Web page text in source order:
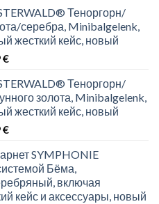
Теноргорн/
серебра, Minibalgelenk,
жесткий кейс, новый
€.
€Current
is:
449.99 €.
Теноргорн/
золота, Minibalgelenk,
жесткий кейс, новый
€.
€Current
is:
529.99 €.
SYMPHONIE
Бёма,
включая
кейс и аксессуары, новый